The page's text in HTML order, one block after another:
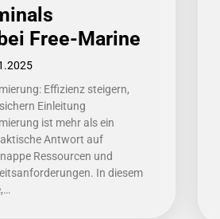
Free-Marine
Effizienz steigern,
Einleitung
ist mehr als ein
Antwort auf
Ressourcen und
In diesem